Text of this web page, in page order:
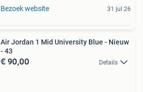
Bezoek website 31 jul 26
Air Jordan 1 Mid University Blue - Nieuw
- 43
€ 90,00 Details